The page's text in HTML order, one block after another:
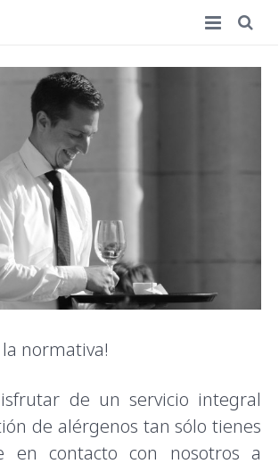
la normativa!
de un servicio integral
de alérgenos tan sólo tienes
en contacto con nosotros a